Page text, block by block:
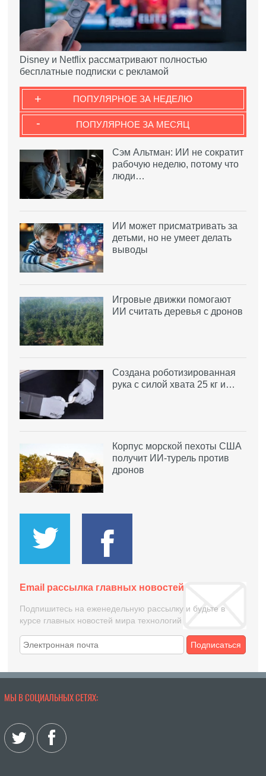
Disney и Netflix рассматривают полностью
бесплатные подписки с рекламой
ПОПУЛЯРНОЕ ЗА НЕДЕЛЮ
+
ПОПУЛЯРНОЕ ЗА МЕСЯЦ
-
Сэм Альтман: ИИ не сократит
рабочую неделю, потому что
люди…
ИИ может присматривать за
детьми, но не умеет делать
выводы
Игровые движки помогают
ИИ считать деревья с дронов
Создана роботизированная
рука с силой хвата 25 кг и…
Корпус морской пехоты США
получит ИИ-турель против
дронов
Email рассылка главных новостей
Подпишитесь на еженедельную рассылку и будьте в
курсе главных новостей мира технологий
Подписаться
МЫ В СОЦИАЛЬНЫХ СЕТЯХ: